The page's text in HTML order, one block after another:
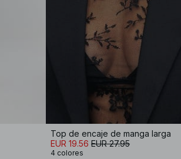
Top de encaje de manga larga
EUR 19.56 EUR 27.95
4 colores